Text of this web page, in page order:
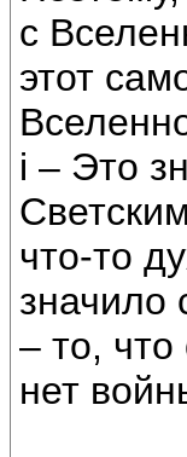
с
этот
i – Это
что-то
значило
– то,
нет